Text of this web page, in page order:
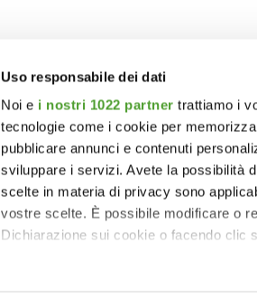
Uso responsabile dei dati
Noi e i nostri 1022 partner trattiamo i
tecnologie come i cookie per
pubblicare annunci e contenuti
sviluppare i servizi. Avete la possibilità
scelte in materia di privacy sono
vostre scelte. È possibile modificare o
Dichiarazione sui cookie o facendo clic